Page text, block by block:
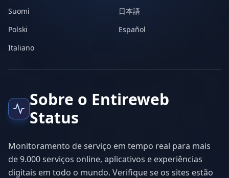
Suomi
日本語
Polski
Español
Italiano
Sobre o Entireweb
Status
Monitoramento de serviço em tempo real para mais
de 9.000 serviços online, aplicativos e experiências
digitais em todo o mundo. Verifique se os sites estão